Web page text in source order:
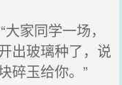
家同学一场，
出玻璃种了，说
碎玉给你。”